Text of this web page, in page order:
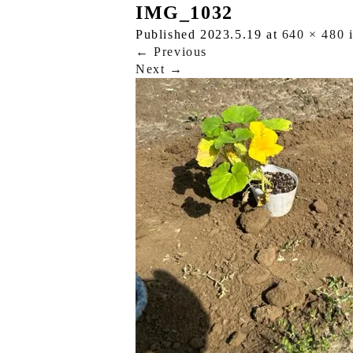
IMG_1032
Published 2023.5.19 at 640 × 480
← Previous
Next →